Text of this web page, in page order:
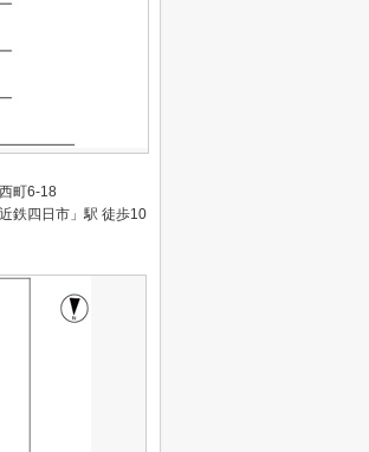
町6-18
鉄四日市」駅 徒歩10